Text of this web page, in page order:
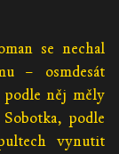
se nechal
– osmdesát
něj měly
podle
vynutit